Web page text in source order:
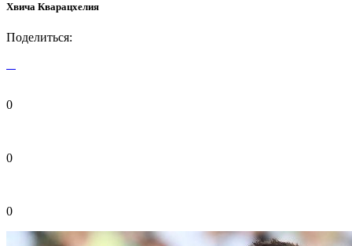
Хвича Кварацхелия
Поделиться:
0
0
0